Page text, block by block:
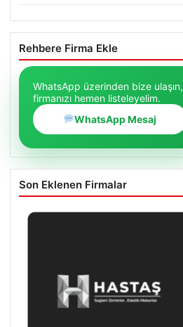
Rehbere Firma Ekle
WhatsApp üzerinden bize ulaşın,
firmanızı hemen listeleyelim.
WhatsApp Mesaj
Son Eklenen Firmalar